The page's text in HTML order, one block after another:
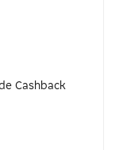
Cashback